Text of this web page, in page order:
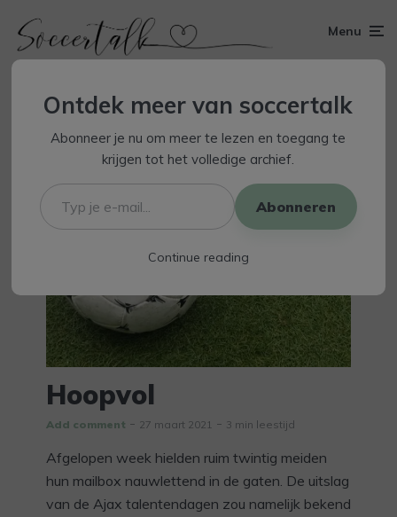
Menu
Hoopvol
Add comment 27 maart 2021 3 min leestijd
Afgelopen week hielden ruim twintig meiden
hun mailbox nauwlettend in de gaten. De uitslag
van de Ajax talentendagen zou namelijk bekend
Ontdek meer van soccertalk
Abonneer je nu om meer te lezen en toegang te
krijgen tot het volledige archief.
Typ
je
e-
mail...
Abonneren
Continue reading